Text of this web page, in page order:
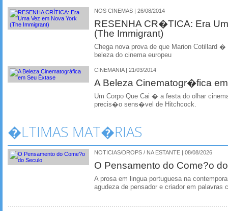
NOS CINEMAS | 26/08/2014
RESENHA CR�TICA: Era
(The Immigrant)
Chega nova prova de que Marion Cotillard
beleza do cinema europeu
CINEMANIA | 21/03/2014
A Beleza Cinematogr�fica
Um Corpo Que Cai � a festa do olhar
precis�o sens�vel de Hitchcock.
�LTIMAS MAT�RIAS
NOTICIAS/DROPS / NA ESTANTE | 08/08/2026
O Pensamento do Come?o
A prosa em lingua portuguesa na
agudeza de pensador e criador em palavras